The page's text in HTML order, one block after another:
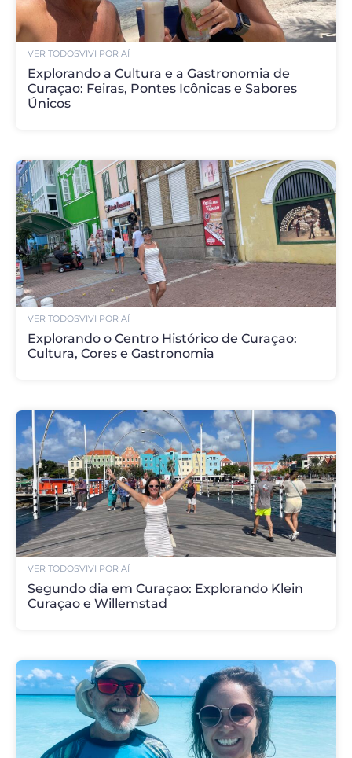
VER TODOSVIVI POR AÍ
Explorando a Cultura e a Gastronomia de
Curaçao: Feiras, Pontes Icônicas e Sabores
Únicos
VER TODOSVIVI POR AÍ
Explorando o Centro Histórico de Curaçao:
Cultura, Cores e Gastronomia
VER TODOSVIVI POR AÍ
Segundo dia em Curaçao: Explorando Klein
Curaçao e Willemstad